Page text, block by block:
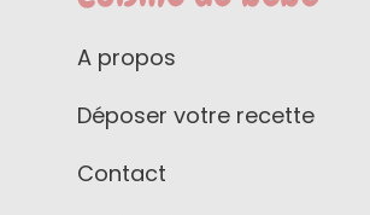
A propos
Déposer votre recette
Contact